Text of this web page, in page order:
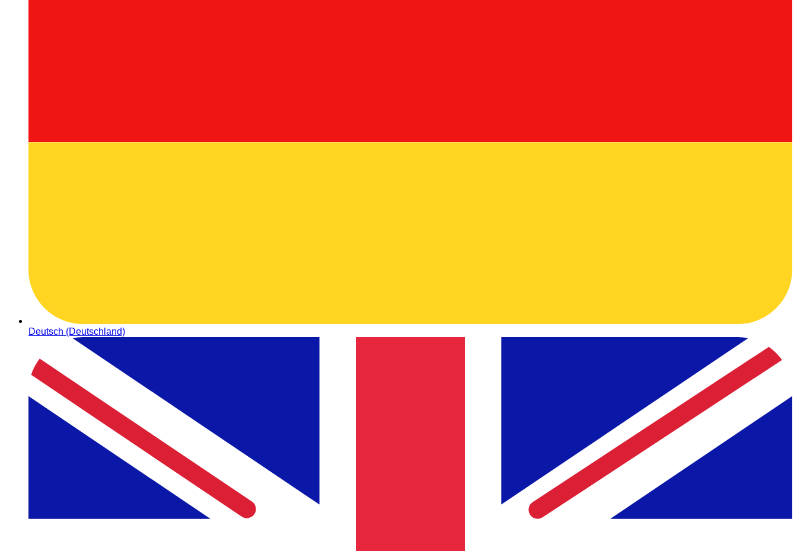
Deutsch (Deutschland)